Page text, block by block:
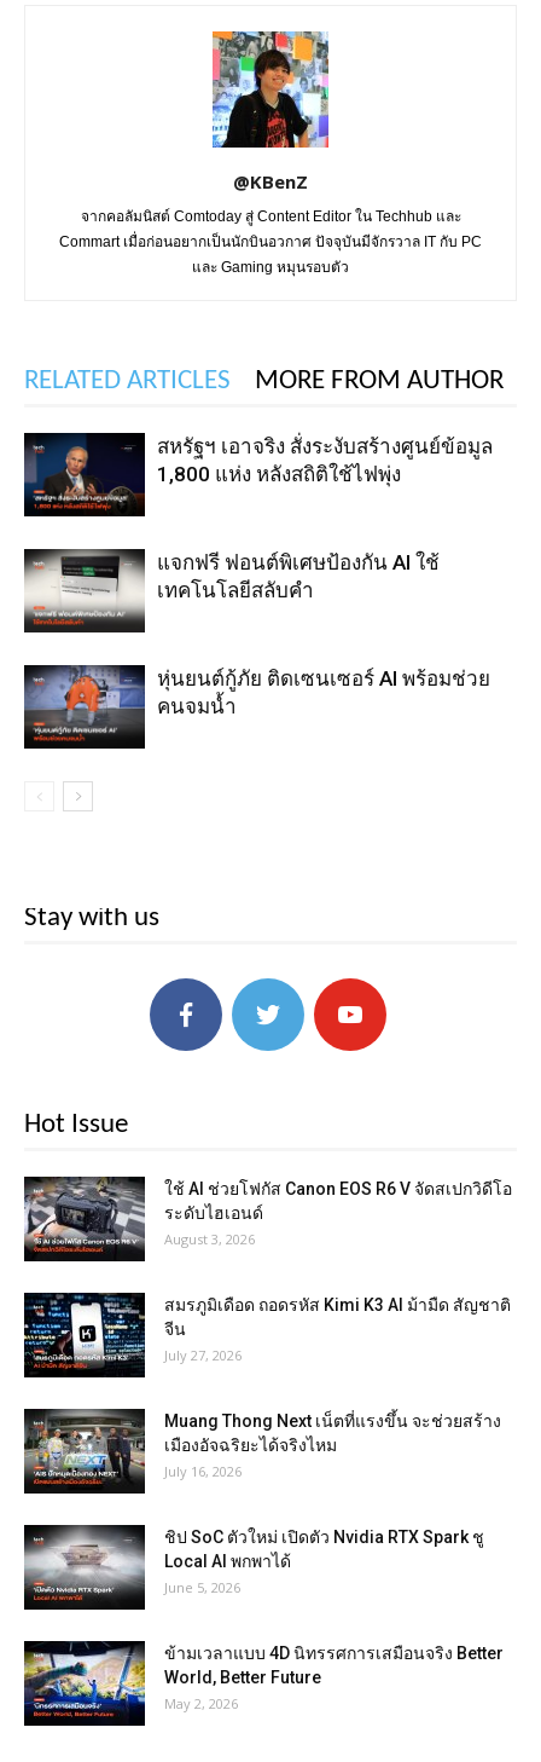
@KBenZ
จากคอลัมนิสต์ Comtoday สู่ Content Editor ใน Techhub และ
Commart เมื่อก่อนอยากเป็นนักบินอวกาศ ปัจจุบันมีจักรวาล IT กับ PC
และ Gaming หมุนรอบตัว
RELATED ARTICLES MORE FROM AUTHOR
สหรัฐฯ เอาจริง สั่งระงับสร้างศูนย์ข้อมูล
1,800 แห่ง หลังสถิติใช้ไฟพุ่ง
แจกฟรี ฟอนต์พิเศษป้องกัน AI ใช้
เทคโนโลยีสลับคำ
หุ่นยนต์กู้ภัย ติดเซนเซอร์ AI พร้อมช่วย
คนจมน้ำ
Stay with us
Hot Issue
ใช้ AI ช่วยโฟกัส Canon EOS R6 V จัดสเปกวิดีโอ
ระดับไฮเอนด์
August 3, 2026
สมรภูมิเดือด ถอดรหัส Kimi K3 AI ม้ามืด สัญชาติ
จีน
July 27, 2026
Muang Thong Next เน็ตที่แรงขึ้น จะช่วยสร้าง
เมืองอัจฉริยะได้จริงไหม
July 16, 2026
ชิป SoC ตัวใหม่ เปิดตัว Nvidia RTX Spark ชู
Local AI พกพาได้
June 5, 2026
ข้ามเวลาแบบ 4D นิทรรศการเสมือนจริง Better
World, Better Future
May 2, 2026